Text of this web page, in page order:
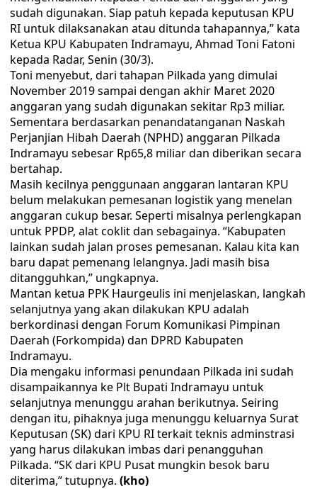
sudah digunakan. Siap patuh kepada keputusan KPU
RI untuk dilaksanakan atau ditunda tahapannya,” kata
Ketua KPU Kabupaten Indramayu, Ahmad Toni Fatoni
kepada Radar, Senin (30/3).
Toni menyebut, dari tahapan Pilkada yang dimulai
November 2019 sampai dengan akhir Maret 2020
anggaran yang sudah digunakan sekitar Rp3 miliar.
Sementara berdasarkan penandatanganan Naskah
Perjanjian Hibah Daerah (NPHD) anggaran Pilkada
Indramayu sebesar Rp65,8 miliar dan diberikan secara
bertahap.
Masih kecilnya penggunaan anggaran lantaran KPU
belum melakukan pemesanan logistik yang menelan
anggaran cukup besar. Seperti misalnya perlengkapan
untuk PPDP, alat coklit dan sebagainya. “Kabupaten
lainkan sudah jalan proses pemesanan. Kalau kita kan
baru dapat pemenang lelangnya. Jadi masih bisa
ditangguhkan,” ungkapnya.
Mantan ketua PPK Haurgeulis ini menjelaskan, langkah
selanjutnya yang akan dilakukan KPU adalah
berkordinasi dengan Forum Komunikasi Pimpinan
Daerah (Forkompida) dan DPRD Kabupaten
Indramayu.
Dia mengaku informasi penundaan Pilkada ini sudah
disampaikannya ke Plt Bupati Indramayu untuk
selanjutnya menunggu arahan berikutnya. Seiring
dengan itu, pihaknya juga menunggu keluarnya Surat
Keputusan (SK) dari KPU RI terkait teknis adminstrasi
yang harus dilakukan imbas dari penangguhan
Pilkada. “SK dari KPU Pusat mungkin besok baru
diterima,” tutupnya. (kho)